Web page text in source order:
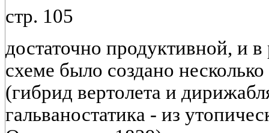
стр. 105
достаточно продуктивной, и
схеме было создано
(гибрид вертолета и
гальваностатика - из